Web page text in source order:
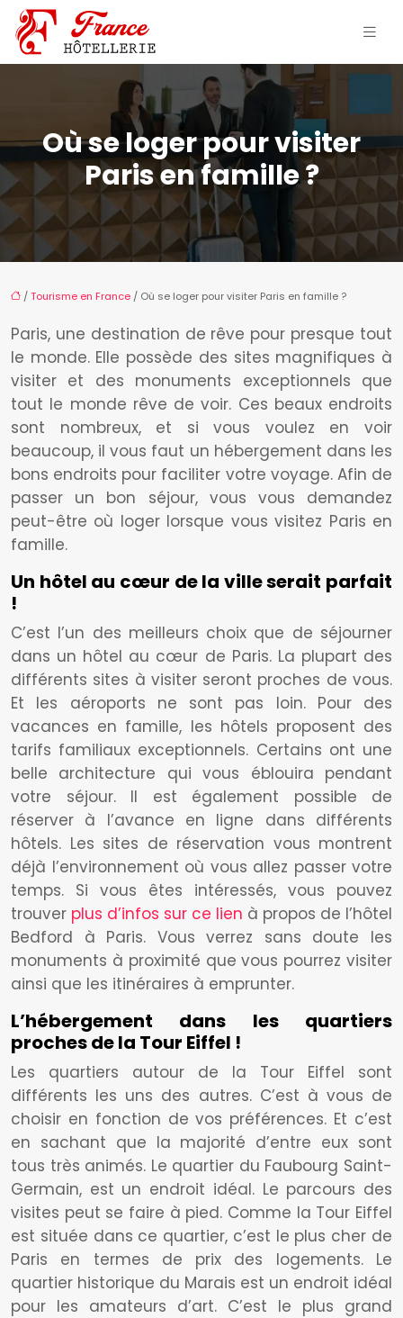
Où se loger pour visiter
Paris en famille ?
/Tourisme en France / Où se loger pour visiter Paris en famille ?
Paris, une destination de rêve pour presque tout
le monde. Elle possède des sites magnifiques à
visiter et des monuments exceptionnels que
tout le monde rêve de voir. Ces beaux endroits
sont nombreux, et si vous voulez en voir
beaucoup, il vous faut un hébergement dans les
bons endroits pour faciliter votre voyage. Afin de
passer un bon séjour, vous vous demandez
peut-être où loger lorsque vous visitez Paris en
famille.
Un hôtel au cœur de la ville serait parfait
!
C’est l’un des meilleurs choix que de séjourner
dans un hôtel au cœur de Paris. La plupart des
différents sites à visiter seront proches de vous.
Et les aéroports ne sont pas loin. Pour des
vacances en famille, les hôtels proposent des
tarifs familiaux exceptionnels. Certains ont une
belle architecture qui vous éblouira pendant
votre séjour. Il est également possible de
réserver à l’avance en ligne dans différents
hôtels. Les sites de réservation vous montrent
déjà l’environnement où vous allez passer votre
temps. Si vous êtes intéressés, vous pouvez
trouver plus d’infos sur ce lien à propos de l’hôtel
Bedford à Paris. Vous verrez sans doute les
monuments à proximité que vous pourrez visiter
ainsi que les itinéraires à emprunter.
L’hébergement dans les quartiers
proches de la Tour Eiffel !
Les quartiers autour de la Tour Eiffel sont
différents les uns des autres. C’est à vous de
choisir en fonction de vos préférences. Et c’est
en sachant que la majorité d’entre eux sont
tous très animés. Le quartier du Faubourg Saint-
Germain, est un endroit idéal. Le parcours des
visites peut se faire à pied. Comme la Tour Eiffel
est située dans ce quartier, c’est le plus cher de
Paris en termes de prix des logements. Le
quartier historique du Marais est un endroit idéal
pour les amateurs d’art. C’est le plus grand